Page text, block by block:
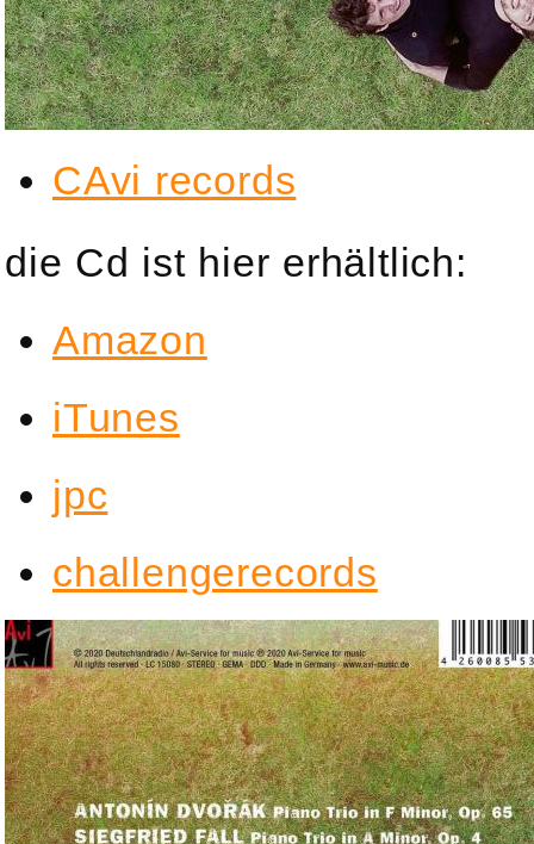
CAvi records
die Cd ist hier erhältlich:
Amazon
iTunes
jpc
challengerecords